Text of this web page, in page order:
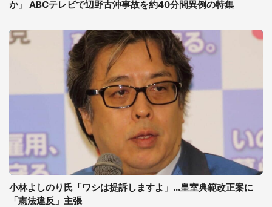
か」 ABCテレビで辺野古沖事故を約40分間異例の特集
小林よしのり氏「ワシは提訴しますよ」...皇室典範改正案に
「憲法違反」主張